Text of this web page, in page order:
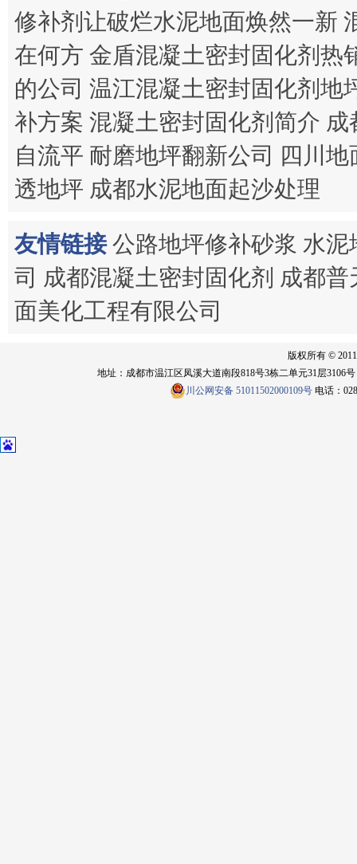
修补剂让破烂水泥地面焕然一新
在何方 金盾混凝土密封固化剂热
的公司 温江混凝土密封固化剂地
补方案 混凝土密封固化剂简介 成
自流平 耐磨地坪翻新公司 四川地
透地坪 成都水泥地面起沙处理
友情链接 公路地坪修补砂浆 水泥
司 成都混凝土密封固化剂 成都普
面美化工程有限公司
版权所有 ©
地址：成都市温江区凤溪大道南段818号3栋二单元31层3106
川公网安备 51011502000109号电话：